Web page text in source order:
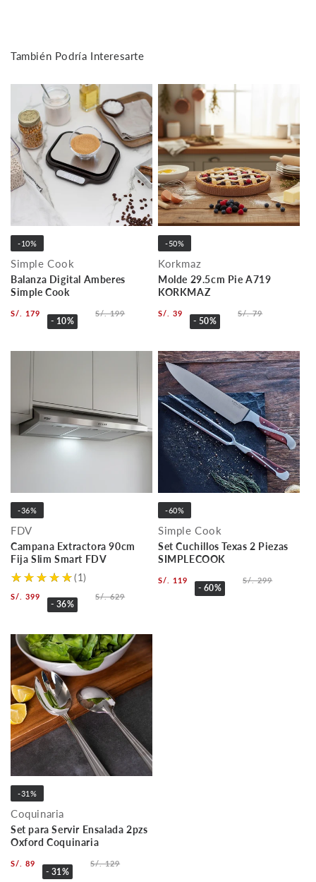
También Podría Interesarte
-10%
Simple Cook
Balanza Digital Amberes
Simple Cook
S/. 179
- 10%
S/. 199
-50%
Korkmaz
Molde 29.5cm Pie A719
KORKMAZ
S/. 39
- 50%
S/. 79
-36%
FDV
Campana Extractora 90cm
Fija Slim Smart FDV
(1)
S/. 399
- 36%
S/. 629
-60%
Simple Cook
Set Cuchillos Texas 2 Piezas
SIMPLECOOK
S/. 119
- 60%
S/. 299
-31%
Coquinaria
Set para Servir Ensalada 2pzs
Oxford Coquinaria
S/. 89
- 31%
S/. 129